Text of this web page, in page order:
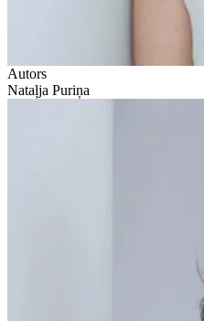
Autors
Nataļja Puriņa